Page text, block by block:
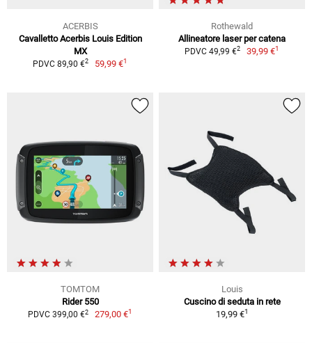
ACERBIS
Cavalletto Acerbis Louis Edition
MX
PDVC 89,90 €2 59,99 €1
Rothewald
Allineatore laser per catena
PDVC 49,99 €2 39,99 €1
TOMTOM
Rider 550
PDVC 399,00 €2 279,00 €1
Louis
Cuscino di seduta in rete
19,99 €1